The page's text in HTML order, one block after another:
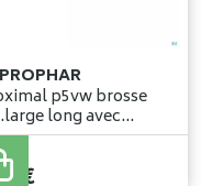
p5vw brosse
long avec
manche 5